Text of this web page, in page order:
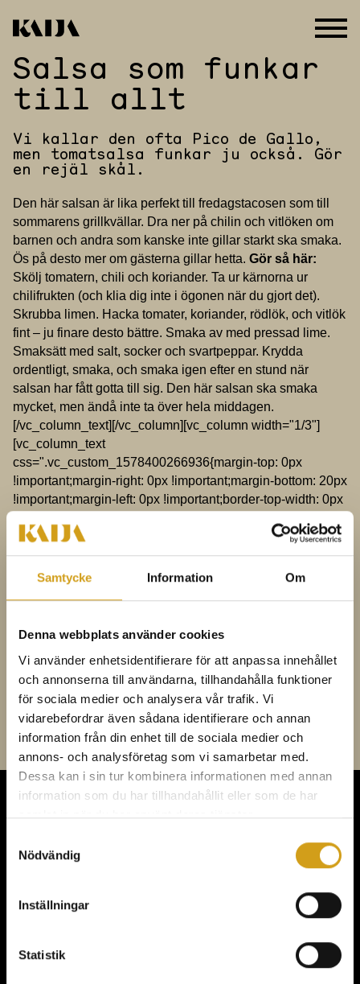
Samtycke Information Om
Denna webbplats använder cookies
Vi använder enhetsidentifierare för att anpassa innehållet
och annonserna till användarna, tillhandahålla funktioner
för sociala medier och analysera vår trafik. Vi
vidarebefordrar även sådana identifierare och annan
information från din enhet till de sociala medier och
annons- och analysföretag som vi samarbetar med.
Dessa kan i sin tur kombinera informationen med annan
information som du har tillhandahållit eller som de har
samlat in när du har använt deras tjänster.
Nödvändig
Inställningar
Statistik
Hoppa
innehåll
Salsa som funkar
till allt
Vi kallar den ofta Pico de Gallo,
men tomatsalsa funkar ju också. Gör
en rejäl skål.
Den här salsan är lika perfekt till fredagstacosen som till
sommarens grillkvällar. Dra ner på chilin och vitlöken om
barnen och andra som kanske inte gillar starkt ska smaka.
Ös på desto mer om gästerna gillar hetta. Gör så här:
Skölj tomatern, chili och koriander. Ta ur kärnorna ur
chilifrukten (och klia dig inte i ögonen när du gjort det).
Skrubba limen. Hacka tomater, koriander, rödlök, och vitlök
fint – ju finare desto bättre. Smaka av med pressad lime.
Smaksätt med salt, socker och svartpeppar. Krydda
ordentligt, smaka, och smaka igen efter en stund när
salsan har fått gotta till sig. Den här salsan ska smaka
mycket, men ändå inte ta över hela middagen.
[/vc_column_text][/vc_column][vc_column width="1/3"]
[vc_column_text
css=".vc_custom_1578400266936{margin-top: 0px
!important;margin-right: 0px !important;margin-bottom: 20px
!important;margin-left: 0px !important;border-top-width: 0px
width: 0px !important;border-left-width: 0px
!important;padding-top: 15px !important;padding-bottom:
15px !important;padding-left: 15px !important;background-
3–5 tomater, blanda gärna olika tomatsorter och släng
gärna med en gul. Det blir snyggt och gott. 1 kruka
koriander 1 rödlök 1–2 vitlöksklyftor 2 st röda chilfrukter 2
limefrukter 0,5 msk strösocker Salt och svartpeppar
MÖTEN & FEST